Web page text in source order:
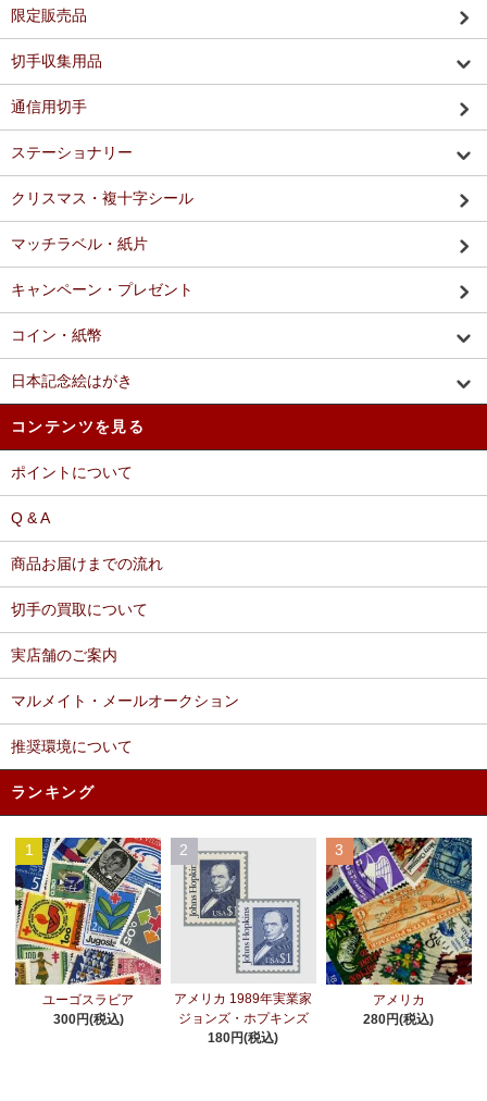
限定販売品
切手収集用品
通信用切手
ステーショナリー
クリスマス・複十字シール
マッチラベル・紙片
キャンペーン・プレゼント
コイン・紙幣
日本記念絵はがき
コンテンツを見る
ポイントについて
Q & A
商品お届けまでの流れ
切手の買取について
実店舗のご案内
マルメイト・メールオークション
推奨環境について
ランキング
1
ユーゴスラビア
300円(税込)
2
アメリカ 1989年実業家
ジョンズ・ホプキンズ
180円(税込)
3
アメリカ
280円(税込)